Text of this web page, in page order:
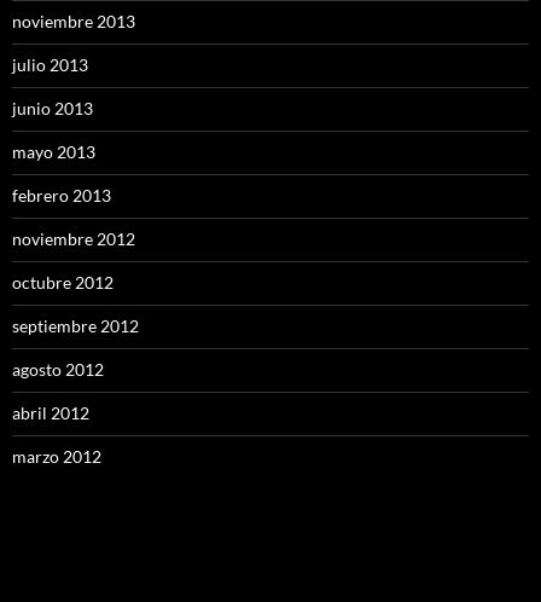
noviembre 2013
julio 2013
junio 2013
mayo 2013
febrero 2013
noviembre 2012
octubre 2012
septiembre 2012
agosto 2012
abril 2012
marzo 2012